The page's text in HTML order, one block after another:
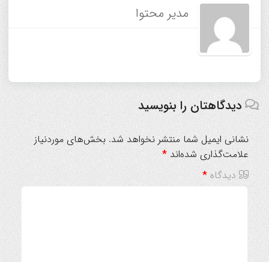
مدیر محتوا
دیدگاهتان را بنویسید
نشانی ایمیل شما منتشر نخواهد شد. بخش‌های موردنیاز
علامت‌گذاری شده‌اند*
دیدگاه*